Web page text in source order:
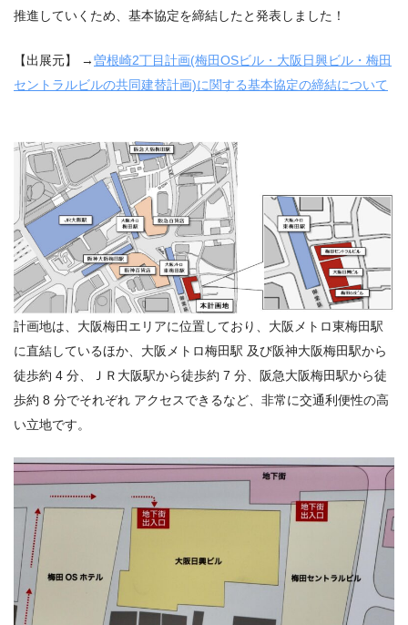
推進していくため、基本協定を締結したと発表しました！
【出展元】 →曽根崎2丁目計画(梅田OSビル・大阪日興ビル・梅田
セントラルビルの共同建替計画)に関する基本協定の締結について
計画地は、大阪梅田エリアに位置しており、大阪メトロ東梅田駅
に直結しているほか、大阪メトロ梅田駅 及び阪神大阪梅田駅から
徒歩約 4 分、ＪＲ大阪駅から徒歩約 7 分、阪急大阪梅田駅から徒
歩約 8 分でそれぞれ アクセスできるなど、非常に交通利便性の高
い立地です。